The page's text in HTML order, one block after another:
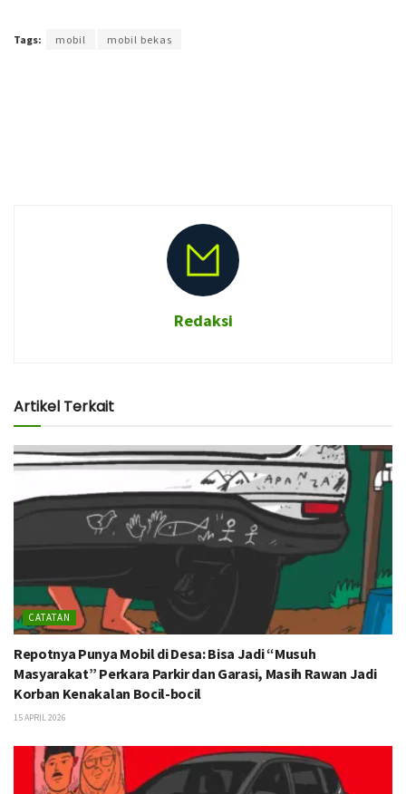
Tags: mobil mobil bekas
Redaksi
Artikel Terkait
CATATAN
Repotnya Punya Mobil di Desa: Bisa Jadi “Musuh
Masyarakat” Perkara Parkir dan Garasi, Masih Rawan Jadi
Korban Kenakalan Bocil-bocil
15 APRIL 2026